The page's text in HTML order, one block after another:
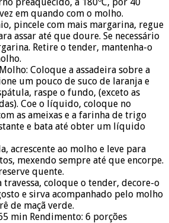
em quando com o molho.
pincele com mais margarina, regue
assar até que doure. Se necessário
Retire o tender, mantenha-o
Coloque a assadeira sobre a
um pouco de suco de laranja e
raspe o fundo, (exceto as
Coe o líquido, coloque no
as ameixas e a farinha de trigo
e bata até obter um líquido
acrescente ao molho e leve para
mexendo sempre até que encorpe.
quente.
travessa, coloque o tender, decore-o
e sirva acompanhado pelo molho
de maçã verde.
min Rendimento: 6 porções